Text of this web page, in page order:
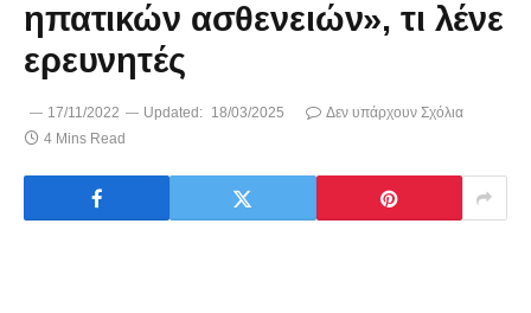
ηπατικών ασθενειών», τι λένε
ερευνητές
17/11/2022 Updated: 18/03/2025
Δεν υπάρχουν Σχόλια
4 Mins Read